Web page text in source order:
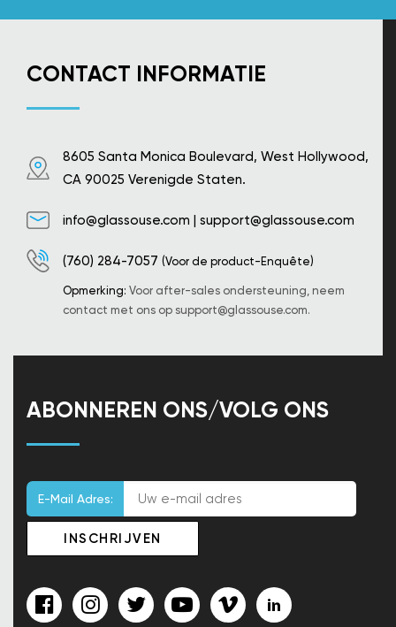
CONTACT INFORMATIE
8605 Santa Monica Boulevard, West Hollywood,
CA 90025 Verenigde Staten.
info@glassouse.com | support@glassouse.com
(760) 284-7057 (Voor de product-Enquête)
Opmerking: Voor after-sales ondersteuning, neem
contact met ons op support@glassouse.com.
ABONNEREN ONS/VOLG ONS
E-Mail Adres: